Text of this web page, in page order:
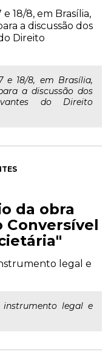
18/8, em Brasília,
a discussão dos
Direito
e 18/8, em Brasília,
a discussão dos
do Direito
da obra
Conversível
legal e
legal e